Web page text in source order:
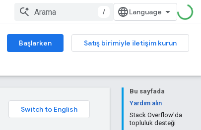
/
Başlarken
Satış birimiyle iletişim kurun
Bu sayfada
Yardım alın
Stack Overflow'da
topluluk desteği